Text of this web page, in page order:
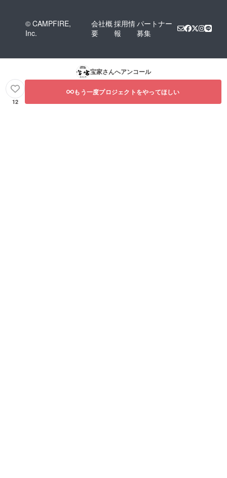
© CAMPFIRE,
Inc.
会社概
要
採用情
報
パートナー
募集
宝家さんへアンコール
12
もう一度プロジェクトをやってほしい